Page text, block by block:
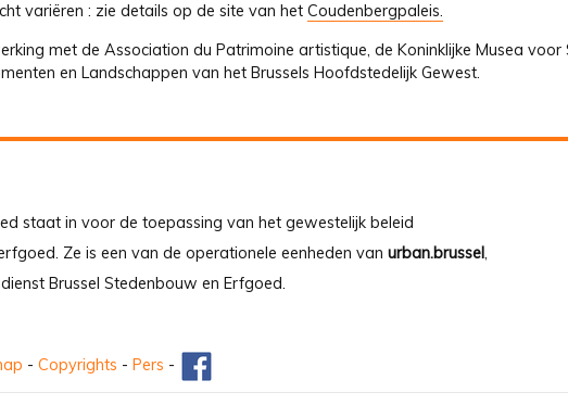
variëren : zie details op de site van het Coudenbergpaleis.
met de Association du Patrimoine artistique, de Koninklijke Musea voor
en Landschappen van het Brussels Hoofdstedelijk Gewest.
staat in voor de toepassing van het gewestelijk beleid
Ze is een van de operationele eenheden van urban.brussel,
Brussel Stedenbouw en Erfgoed.
- Copyrights - Pers -